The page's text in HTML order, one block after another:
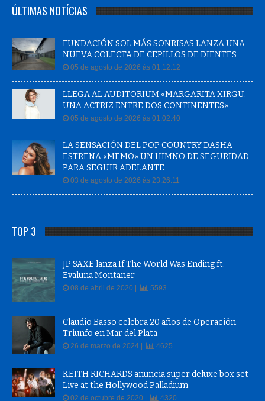
ÚLTIMAS NOTÍCIAS
FUNDACIÓN SOL MÁS SONRISAS LANZA UNA
NUEVA COLECTA DE CEPILLOS DE DIENTES
05 de agosto de 2026 às 01:12:12
LLEGA AL AUDITORIUM «MARGARITA XIRGU.
UNA ACTRIZ ENTRE DOS CONTINENTES»
05 de agosto de 2026 às 01:02:40
LA SENSACIÓN DEL POP COUNTRY DASHA
ESTRENA «MEMO» UN HIMNO DE SEGURIDAD
PARA SEGUIR ADELANTE
03 de agosto de 2026 às 23:26:11
TOP 3
JP SAXE lanza If The World Was Ending ft.
Evaluna Montaner
08 de abril de 2020 | 5593
Claudio Basso celebra 20 años de Operación
Triunfo en Mar del Plata
26 de marzo de 2024 | 4625
KEITH RICHARDS anuncia super deluxe box set
Live at the Hollywood Palladium
02 de octubre de 2020 | 4320